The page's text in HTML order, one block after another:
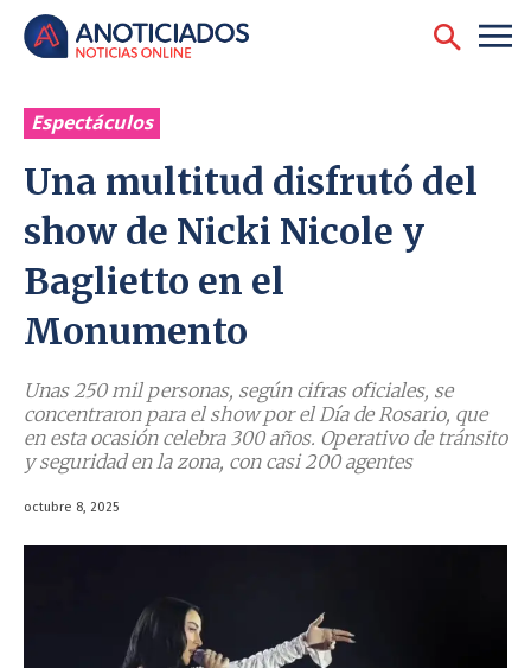
Espectáculos
Una multitud disfrutó del
show de Nicki Nicole y
Baglietto en el
Monumento
Unas 250 mil personas, según cifras oficiales, se
concentraron para el show por el Día de Rosario, que
en esta ocasión celebra 300 años. Operativo de tránsito
y seguridad en la zona, con casi 200 agentes
octubre 8, 2025